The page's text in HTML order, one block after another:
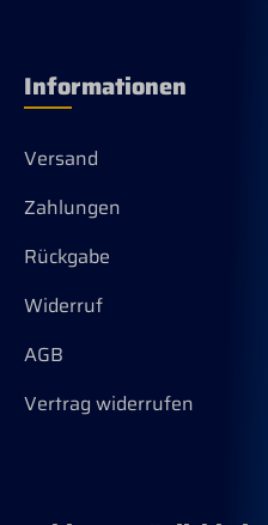
Informationen
Versand
Zahlungen
Rückgabe
Widerruf
AGB
Vertrag widerrufen